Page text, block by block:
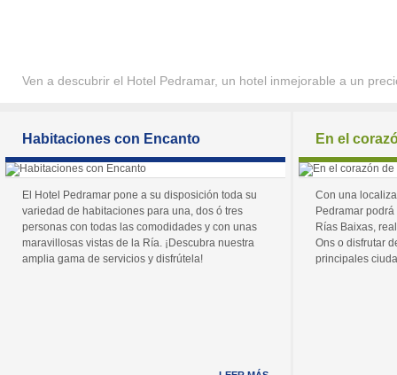
Ven a descubrir el Hotel Pedramar, un hotel inmejorable a un
Habitaciones con Encanto
El Hotel Pedramar pone a su disposición toda su
variedad de habitaciones para una, dos ó tres
personas con todas las comodidades y con unas
maravillosas vistas de la Ría. ¡Descubra nuestra
amplia gama de servicios y disfrútela!
En el
Con una
Pedramar
Rías Baixas,
Ons o disfrutar
principales